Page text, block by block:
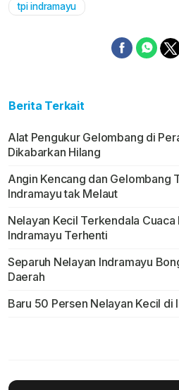
tpi indramayu
Berita Terkait
Alat Pengukur Gelombang di
Dikabarkan Hilang
Angin Kencang dan Gelombang
Indramayu tak Melaut
Nelayan Kecil Terkendala
Indramayu Terhenti
Separuh Nelayan Indramayu
Daerah
Baru 50 Persen Nelayan Kecil di